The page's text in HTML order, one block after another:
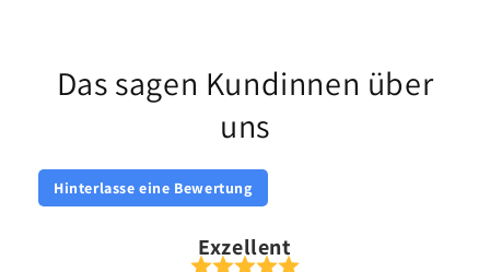
Das sagen Kundinnen über
uns
Hinterlasse eine Bewertung
Exzellent